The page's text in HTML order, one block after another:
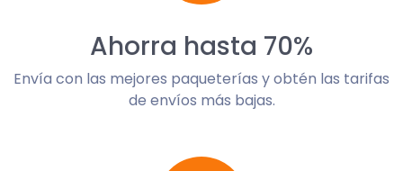
Ahorra hasta 70%
Envía con las mejores paqueterías y obtén las tarifas
de envíos más bajas.